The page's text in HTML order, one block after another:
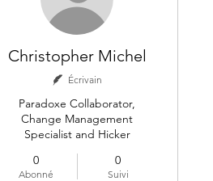
Christopher Michel
Écrivain
Paradoxe Collaborator,
Change Management
Specialist and Hicker
0
Abonné
0
Suivi